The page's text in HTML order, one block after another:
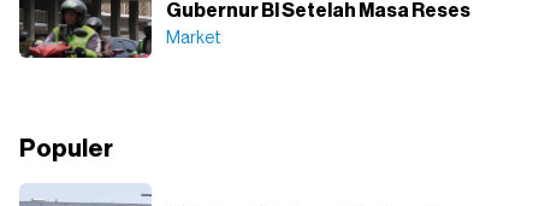
Gubernur BI Setelah Masa Reses
Market
Populer